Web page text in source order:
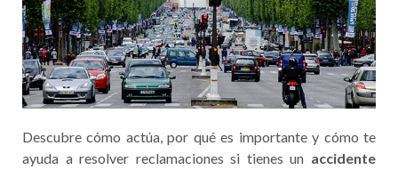
Descubre cómo actúa, por qué es importante y cómo te
ayuda a resolver reclamaciones si tienes un accidente